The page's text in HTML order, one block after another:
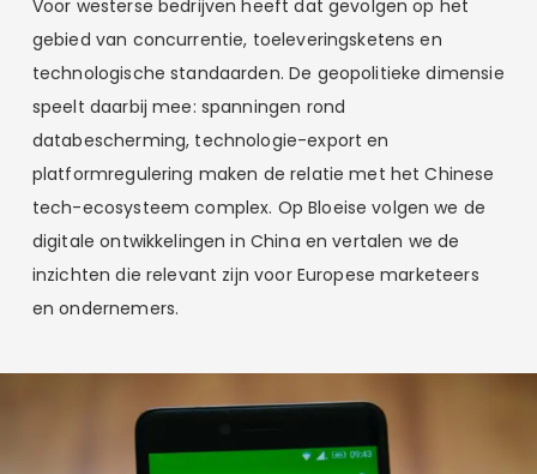
Voor westerse bedrijven heeft dat gevolgen op het
gebied van concurrentie, toeleveringsketens en
technologische standaarden. De geopolitieke dimensie
speelt daarbij mee: spanningen rond
databescherming, technologie-export en
platformregulering maken de relatie met het Chinese
tech-ecosysteem complex. Op Bloeise volgen we de
digitale ontwikkelingen in China en vertalen we de
inzichten die relevant zijn voor Europese marketeers
en ondernemers.